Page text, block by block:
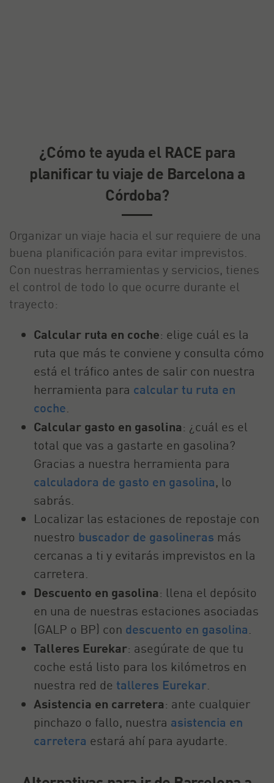
¿Cómo te ayuda el RACE para
planificar tu viaje de Barcelona a
Córdoba?
Organizar un viaje hacia el sur requiere de una
buena planificación para evitar imprevistos.
Con nuestras herramientas y servicios, tienes
el control de todo lo que ocurre durante el
trayecto:
Calcular ruta en coche: elige cuál es la
ruta que más te conviene y consulta cómo
está el tráfico antes de salir con nuestra
herramienta para calcular tu ruta en
coche.
Calcular gasto en gasolina: ¿cuál es el
total que vas a gastarte en gasolina?
Gracias a nuestra herramienta para
calculadora de gasto en gasolina, lo
sabrás.
Localizar las estaciones de repostaje con
nuestro buscador de gasolineras más
cercanas a ti y evitarás imprevistos en la
carretera.
Descuento en gasolina: llena el depósito
en una de nuestras estaciones asociadas
(GALP o BP) con descuento en gasolina.
Talleres Eurekar: asegúrate de que tu
coche está listo para los kilómetros en
nuestra red de talleres Eurekar.
Asistencia en carretera: ante cualquier
pinchazo o fallo, nuestra asistencia en
carretera estará ahí para ayudarte.